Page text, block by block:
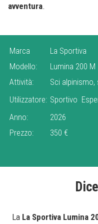
avventura.
Marca
La Sportiva
Modello:
Lumina 200 M
Attività:
Sci alpinismo,
Utilizzatore: Sportivo
Anno:
2026
Prezzo:
350 €
La La Sportiva Lumina